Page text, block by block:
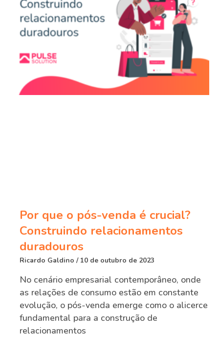
Por que o pós-venda é crucial?
Construindo relacionamentos
duradouros
Ricardo Galdino 10 de outubro de 2023
No cenário empresarial contemporâneo, onde
as relações de consumo estão em constante
evolução, o pós-venda emerge como o alicerce
fundamental para a construção de
relacionamentos